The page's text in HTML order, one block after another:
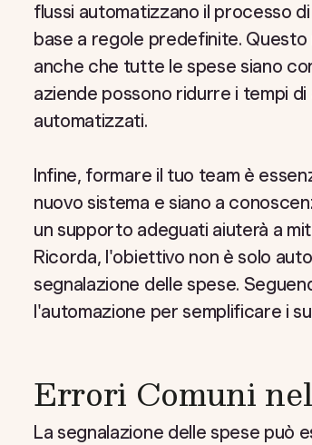
flussi automatizzano il processo
base a regole predefinite.
anche che tutte le spese siano
aziende possono ridurre i tempi
automatizzati.
Infine, formare il tuo team è
nuovo sistema e siano a
un supporto adeguati aiuterà a
Ricorda, l'obiettivo non è solo
segnalazione delle spese.
l'automazione per semplificare i
Errori Comuni
La segnalazione delle spese può